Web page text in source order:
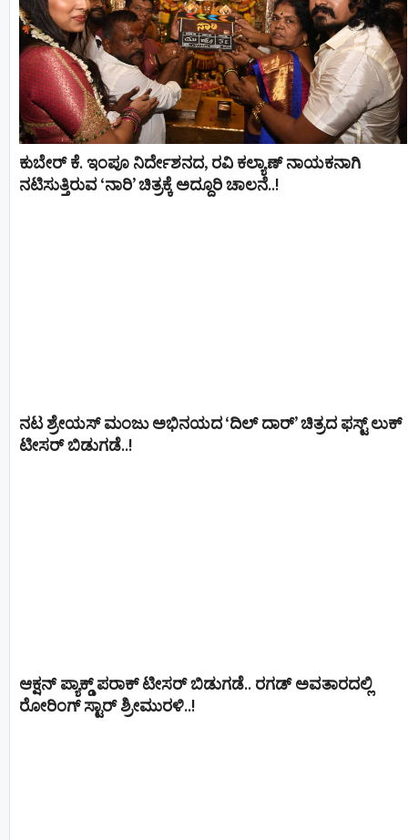
ಕುಬೇರ್ ಕೆ. ಇಂಪೂ ನಿರ್ದೇಶನದ, ರವಿ ಕಲ್ಯಾಣ್‍ ನಾಯಕನಾಗಿ
ನಟಿಸುತ್ತಿರುವ ‘ನಾರಿ’ ಚಿತ್ರಕ್ಕೆ ಅದ್ದೂರಿ ಚಾಲನೆ..!
ನಟ ಶ್ರೇಯಸ್ ಮಂಜು ಅಭಿನಯದ ‘ದಿಲ್ ದಾರ್’ ಚಿತ್ರದ ಫಸ್ಟ್ ಲುಕ್
ಟೀಸರ್ ಬಿಡುಗಡೆ..!
ಆಕ್ಷನ್ ಪ್ಯಾಕ್ಡ್ ಪರಾಕ್ ಟೀಸರ್ ಬಿಡುಗಡೆ.. ರಗಡ್ ಅವತಾರದಲ್ಲಿ
ರೋರಿಂಗ್ ಸ್ಟಾರ್ ಶ್ರೀಮುರಳಿ..!